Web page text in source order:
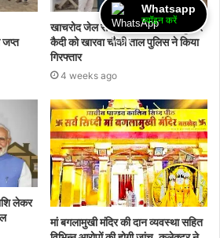
जप्त
खाचरोद जेल से फरार बलात्कार के खुंखार
कैदी को खारवा चौकी ताल पुलिस ने किया
गिरफ्तार
4 weeks ago
लेकर
मां बगलामुखी मंदिर की दान व्यवस्था सहित
Whatsapp
ज्वॉइन करें